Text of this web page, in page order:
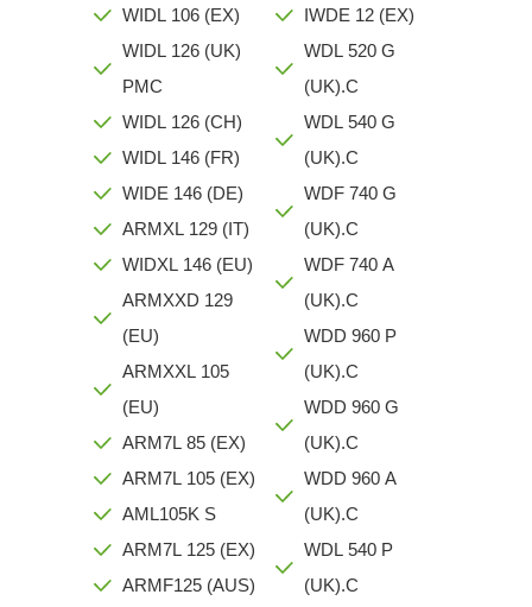
WIDL 106 (EX)
WIDL 126 (UK)
PMC
WIDL 126 (CH)
WIDL 146 (FR)
WIDE 146 (DE)
ARMXL 129 (IT)
WIDXL 146 (EU)
ARMXXD 129
(EU)
ARMXXL 105
(EU)
ARM7L 85 (EX)
ARM7L 105 (EX)
AML105K S
ARM7L 125 (EX)
ARMF125 (AUS)
IWDE 12 (EX)
WDL 520 G
(UK).C
WDL 540 G
(UK).C
WDF 740 G
(UK).C
WDF 740 A
(UK).C
WDD 960 P
(UK).C
WDD 960 G
(UK).C
WDD 960 A
(UK).C
WDL 540 P
(UK).C